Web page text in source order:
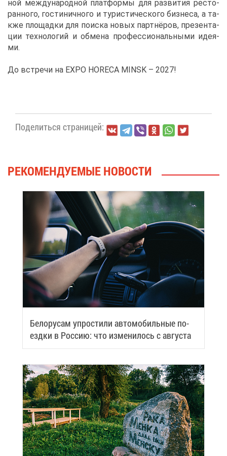
ной меж­ду­на­род­ной плат­фор­мы для раз­ви­тия ре­сто­
ран­но­го, го­сти­нич­но­го и ту­ри­сти­че­ско­го биз­не­са, а та­
к­же пло­щад­ки для по­ис­ка но­вых парт­нё­ров, пре­зен­та­
ции тех­но­ло­гий и об­ме­на про­фес­си­о­наль­ны­ми иде­я­
ми.
До встре­чи на EXPO HORECA MINSK – 2027!
По­де­лить­ся стра­ни­цей:
РЕ­КО­МЕН­ДУ­Е­МЫЕ НО­ВО­СТИ
Бе­ло­ру­сам упро­сти­ли ав­то­мо­биль­ные по­
езд­ки в Рос­сию: что из­ме­ни­лось с ав­гу­ста